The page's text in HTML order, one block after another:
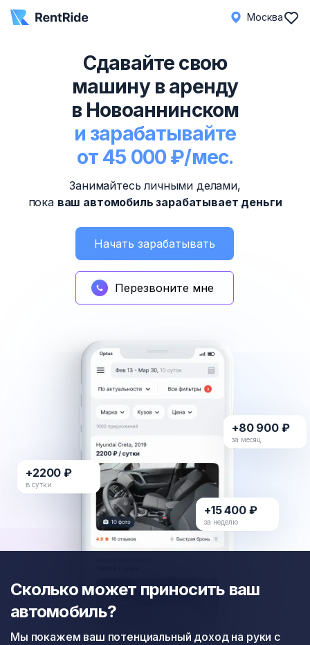
Москва
Сдавайте свою
машину в аренду
в Новоаннинском
и зарабатывайте
от 45 000 ₽/мес.
Занимайтесь личными делами,
пока ваш автомобиль зарабатывает деньги
Начать зарабатывать
Перезвоните мне
+2200 ₽
в сутки
+15 400 ₽
за неделю
+80 900 ₽
за месяц
Сколько может приносить ваш
автомобиль?
Мы покажем ваш потенциальный доход на руки с